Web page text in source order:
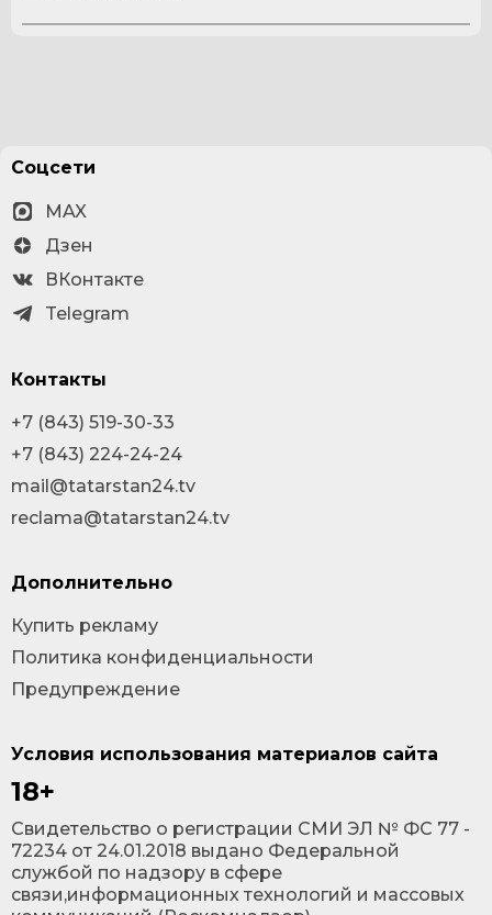
Условия использования материалов сайта
18+
Cвидетельство о регистрации СМИ ЭЛ № ФС 77 -
72234 от 24.01.2018 выдано Федеральной
службой по надзору в сфере
связи,информационных технологий и массовых
Соцсети
MAX
Дзен
ВКонтакте
Telegram
Контакты
+7 (843) 519-30-33
+7 (843) 224-24-24
mail@tatarstan24.tv
reclama@tatarstan24.tv
Дополнительно
Купить рекламу
Политика конфиденциальности
Предупреждение